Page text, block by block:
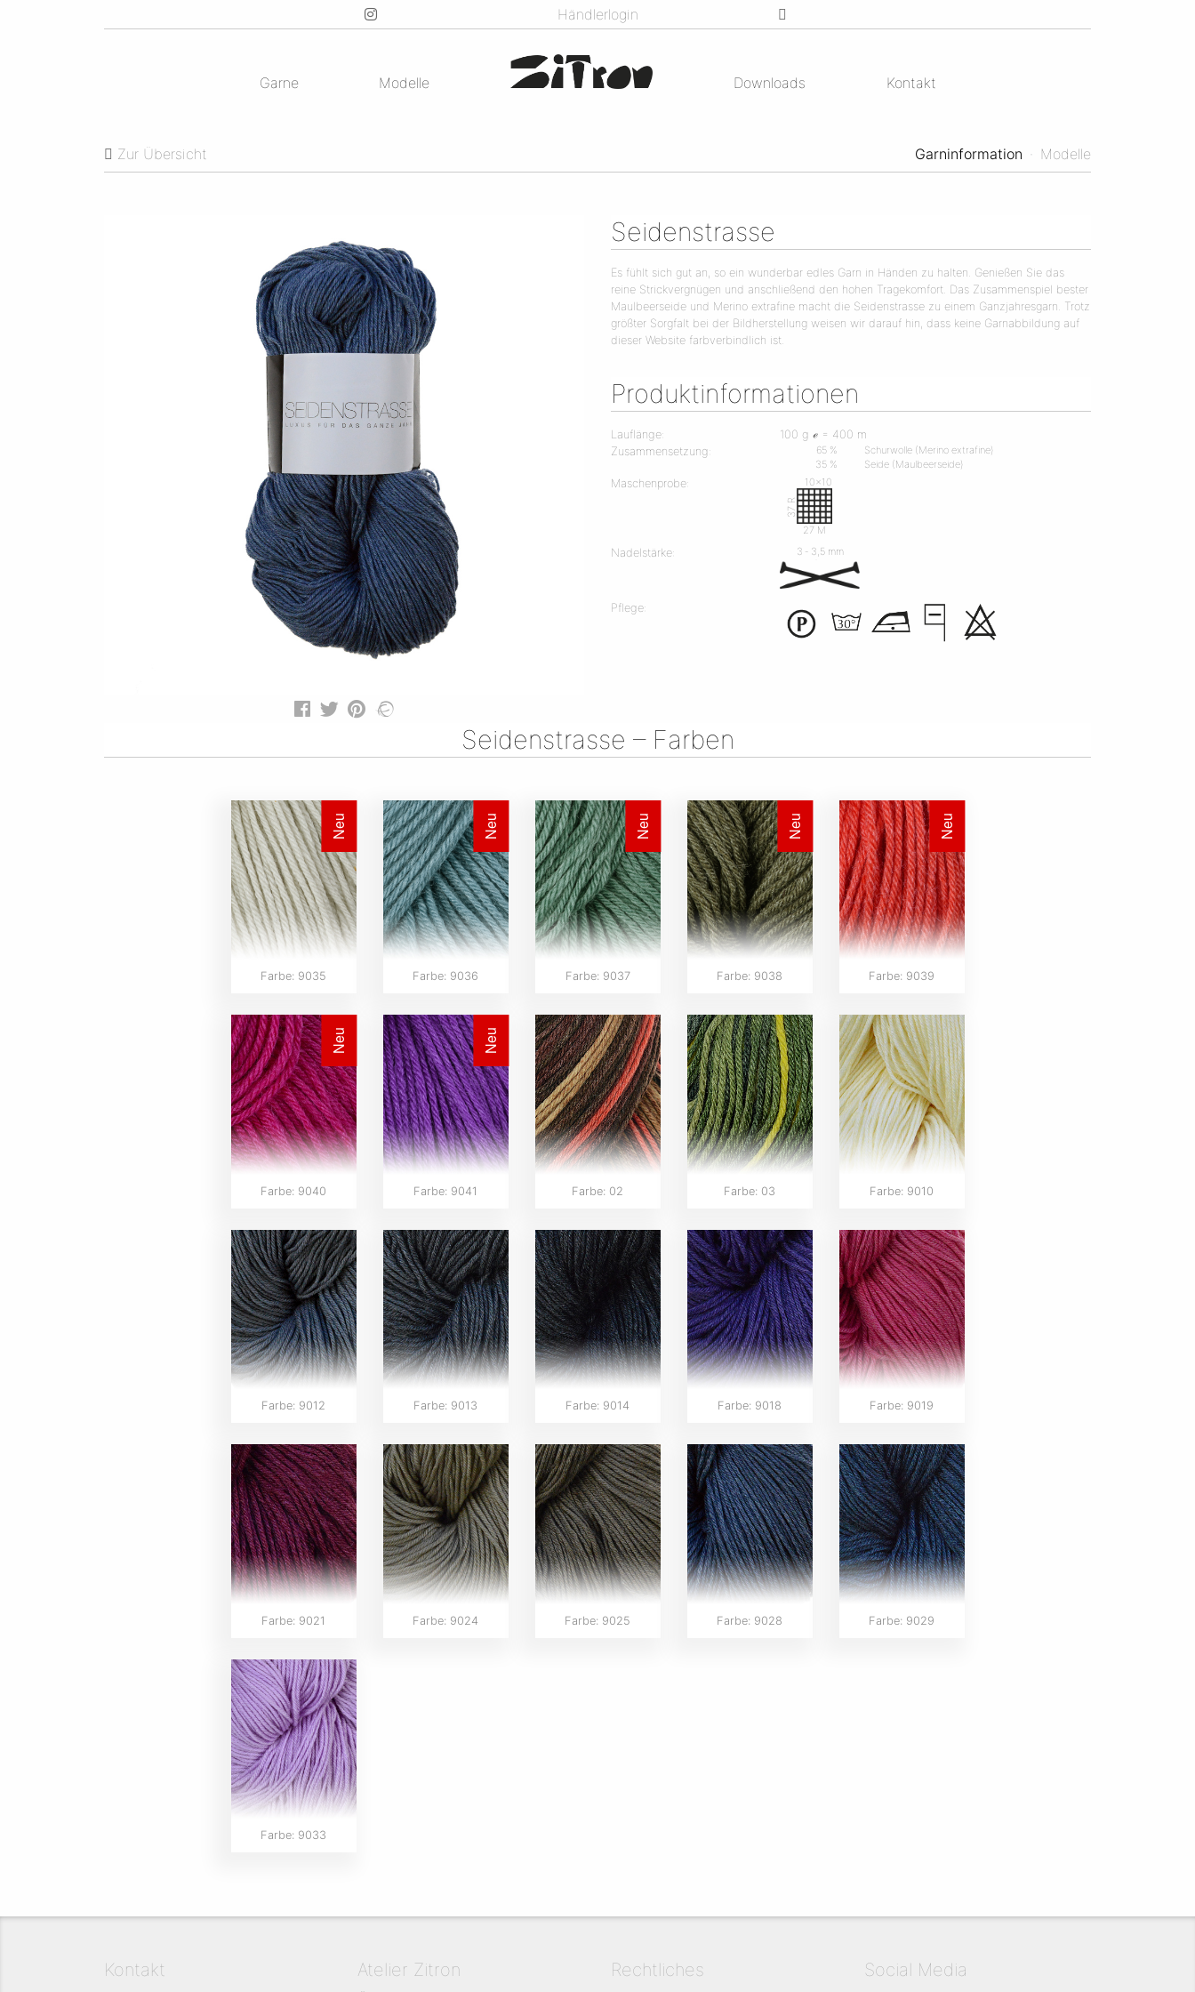
Händlerlogin
Garne Modelle Downloads Kontakt
Zur Übersicht Garninformation · Modelle
Seidenstrasse
Es fühlt sich gut an, so ein wunderbar edles Garn in Händen zu halten. Genießen Sie das
reine Strickvergnügen und anschließend den hohen Tragekomfort. Das Zusammenspiel bester
Maulbeerseide und Merino extrafine macht die Seidenstrasse zu einem Ganzjahresgarn. Trotz
größter Sorgfalt bei der Bildherstellung weisen wir darauf hin, dass keine Garnabbildung auf
dieser Website farbverbindlich ist.
Produktinformationen
Lauflänge:
100 g ℯ = 400 m
Zusammensetzung:
65 %
Schurwolle (Merino extrafine)
35 %
Seide (Maulbeerseide)
Maschenprobe: 10x10
37 R
27 M
Nadelstärke: 3 ‐ 3,5 mm
Pflege:
Seidenstrasse – Farben
Neu
Farbe: 9035
Neu
Farbe: 9036
Neu
Farbe: 9037
Neu
Farbe: 9038
Neu
Farbe: 9039
Neu
Farbe: 9040
Neu
Farbe: 9041 Farbe: 02 Farbe: 03 Farbe: 9010
Farbe: 9012 Farbe: 9013 Farbe: 9014 Farbe: 9018 Farbe: 9019
Farbe: 9021 Farbe: 9024 Farbe: 9025 Farbe: 9028 Farbe: 9029
Farbe: 9033
Kontakt Atelier Zitron Rechtliches Social Media